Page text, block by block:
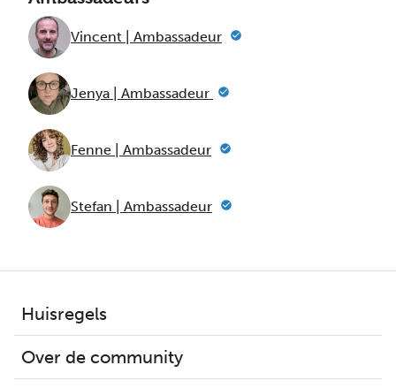
Vincent | Ambassadeur
Jenya | Ambassadeur
Fenne | Ambassadeur
Stefan | Ambassadeur
Huisregels
Over de community